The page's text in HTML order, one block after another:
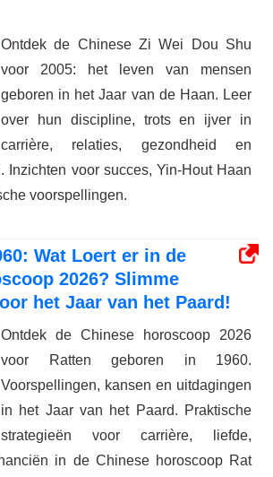
Ontdek de Chinese Zi Wei Dou Shu
voor 2005: het leven van mensen
geboren in het Jaar van de Haan. Leer
over hun discipline, trots en ijver in
carrière, relaties, gezondheid en
Inzichten voor succes, Yin-Hout Haan
voorspellingen.
Wat Loert er in de
2026? Slimme
het Jaar van het Paard!
Ontdek de Chinese horoscoop 2026
voor Ratten geboren in 1960.
Voorspellingen, kansen en uitdagingen
in het Jaar van het Paard. Praktische
strategieën voor carrière, liefde,
in de Chinese horoscoop Rat